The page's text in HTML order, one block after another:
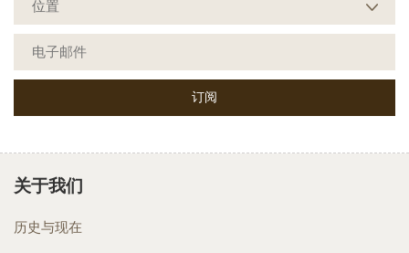
关于我们
历史与现在